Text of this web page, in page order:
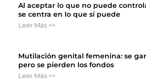
Al aceptar lo que no puede
se centra en lo que sí puede
Leer Más >>
Mutilación genital femenina: se
pero se pierden los fondos
Leer Más >>